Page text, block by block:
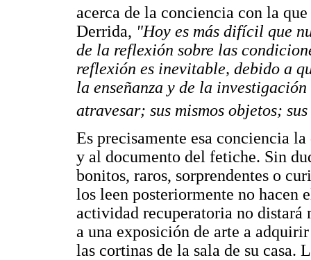
acerca de la conciencia con la
Derrida, "Hoy es más difícil que
de la reflexión sobre las
reflexión es inevitable, debido a
la enseñanza y de la
atravesar; sus mismos objetos;
Es precisamente esa conciencia
y al documento del fetiche. Sin
bonitos, raros, sorprendentes o
los leen posteriormente no
actividad recuperatoria no distará
a una exposición de arte a
las cortinas de la sala de su casa.